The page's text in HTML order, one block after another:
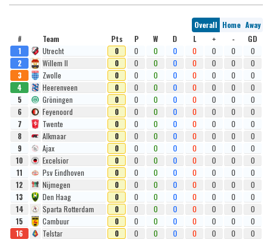
Overall Home Away
#
Team Pts P W D L + -
GD
1
Utrecht 0 0 0 0 0 0 0
0
2
Willem II 0 0 0 0 0 0 0
0
3
Zwolle 0 0 0 0 0 0 0
0
4
Heerenveen 0 0 0 0 0 0 0
0
5
Gröningen 0 0 0 0 0 0 0
0
6
Feyenoord 0 0 0 0 0 0 0
0
7
Twente 0 0 0 0 0 0 0
0
8
Alkmaar 0 0 0 0 0 0 0
0
9
Ajax 0 0 0 0 0 0 0
0
10
Excelsior 0 0 0 0 0 0 0
0
11
Psv Eindhoven 0 0 0 0 0 0 0
0
12
Nijmegen 0 0 0 0 0 0 0
0
13
Den Haag 0 0 0 0 0 0 0
0
14
Sparta Rotterdam 0 0 0 0 0 0 0
0
15
Cambuur 0 0 0 0 0 0 0
0
16
Telstar 0 0 0 0 0 0 0
0